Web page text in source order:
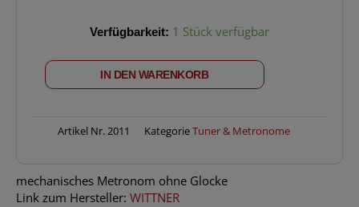
Verfügbarkeit: 1 Stück verfügbar
Piccolino
Schwarz
IN DEN WARENKORB
Artikel Nr.2011 KategorieTuner & Metronome
mechanisches Metronom ohne Glocke
Link zum Hersteller: WITTNER